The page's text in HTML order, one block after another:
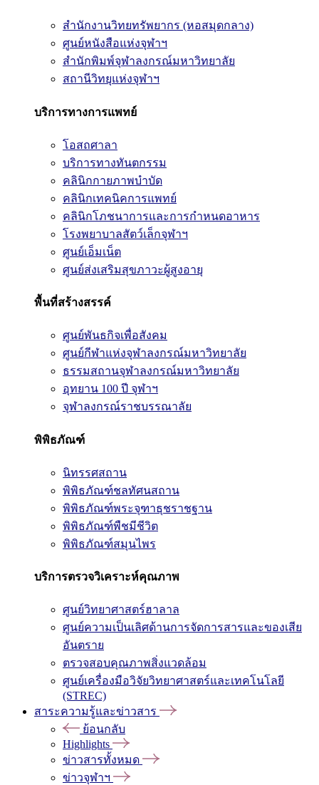
สำนักงานวิทยทรัพยากร (หอสมุดกลาง)
ศูนย์หนังสือแห่งจุฬาฯ
สำนักพิมพ์จุฬาลงกรณ์มหาวิทยาลัย
สถานีวิทยุแห่งจุฬาฯ
บริการทางการแพทย์
โอสถศาลา
บริการทางทันตกรรม
คลินิกกายภาพบำบัด
คลินิกเทคนิคการแพทย์
คลินิกโภชนาการและการกำหนดอาหาร
โรงพยาบาลสัตว์เล็กจุฬาฯ
ศูนย์เอ็มเน็ต
ศูนย์ส่งเสริมสุขภาวะผู้สูงอายุ
พื้นที่สร้างสรรค์
ศูนย์พันธกิจเพื่อสังคม
ศูนย์กีฬาแห่งจุฬาลงกรณ์มหาวิทยาลัย
ธรรมสถานจุฬาลงกรณ์มหาวิทยาลัย
อุทยาน 100 ปี จุฬาฯ
จุฬาลงกรณ์ราชบรรณาลัย
พิพิธภัณฑ์
นิทรรศสถาน
พิพิธภัณฑ์ชลทัศนสถาน
พิพิธภัณฑ์พระจุฑาธุชราชฐาน
พิพิธภัณฑ์พืชมีชีวิต
พิพิธภัณฑ์สมุนไพร
บริการตรวจวิเคราะห์คุณภาพ
ศูนย์วิทยาศาสตร์ฮาลาล
ศูนย์ความเป็นเลิศด้านการจัดการสารและของเสีย
อันตราย
ตรวจสอบคุณภาพสิ่งแวดล้อม
ศูนย์เครื่องมือวิจัยวิทยาศาสตร์และเทคโนโลยี
(STREC)
สาระความรู้และข่าวสาร
ย้อนกลับ
Highlights
ข่าวสารทั้งหมด
ข่าวจุฬาฯ